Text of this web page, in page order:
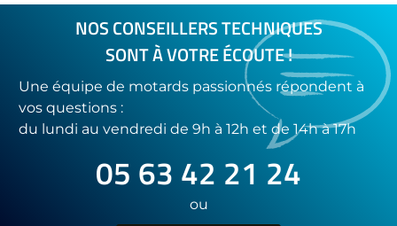
NOS CONSEILLERS TECHNIQUES
SONT À VOTRE ÉCOUTE !
Une équipe de motards passionnés répondent à
vos questions :
du lundi au vendredi de 9h à 12h et de 14h à 17h
05 63 42 21 24
ou